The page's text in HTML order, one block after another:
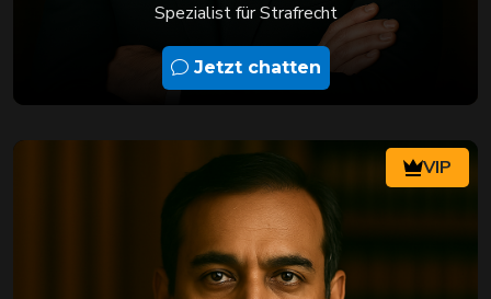
Spezialist für Strafrecht
Jetzt chatten
VIP